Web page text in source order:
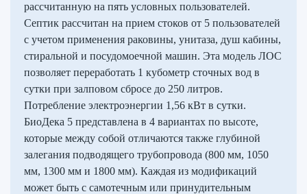
рассчитанную на пять условных пользователей.
Септик рассчитан на прием стоков от 5 пользователей
с учетом применения раковины, унитаза, душ кабины,
стиральной и посудомоечной машин. Эта модель ЛОС
позволяет переработать 1 кубометр сточных вод в
сутки при залповом сбросе до 250 литров.
Потребление электроэнергии 1,56 кВт в сутки.
БиоДека 5 представлена в 4 вариантах по высоте,
которые между собой отличаются также глубиной
залегания подводящего трубопровода (800 мм, 1050
мм, 1300 мм и 1800 мм). Каждая из модификаций
может быть с самотечным или принудительным